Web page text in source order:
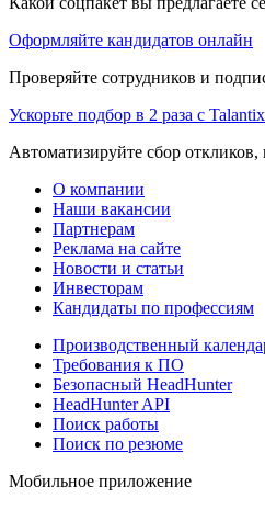
Оформляйте кандидатов онлайн
Проверяйте сотрудников и
Ускорьте подбор в 2 раза с Talantix
Автоматизируйте сбор откликов,
О компании
Наши вакансии
Партнерам
Реклама на сайте
Новости и статьи
Инвесторам
Кандидаты по профессиям
Производственный
Требования к ПО
Безопасный HeadHunter
HeadHunter API
Поиск работы
Поиск по резюме
Мобильное приложение